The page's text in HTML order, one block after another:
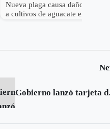
Nueva plaga causa daños
a cultivos de aguacate en